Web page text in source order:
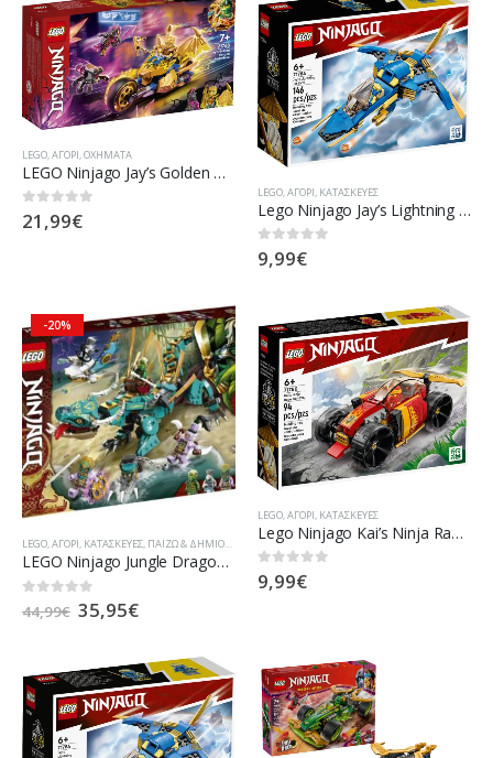
LEGO,ΑΓΌΡΙ,ΟΧΉΜΑΤΑ
LEGO Ninjago Jay’s Golden Dragon Motorbike (71768)
0out of 5
21,99€
LEGO,ΑΓΌΡΙ, ΚΑΤΑΣΚΕΥΈΣ
Lego Ninjago Jay’s Lightning Jet EVO για 6+ ετών
0out of 5
9,99€
-20%
LEGO,ΑΓΌΡΙ, ΚΑΤΑΣΚΕΥΈΣ, ΠΑΊΖΩ & ΔΗΜΙΟΥΡΓΏ ΠΡΟΣΦΟΡΈΣ
LEGO Ninjago Jungle Dragon (71746)
out of 5
44,99€ Original
price
44,99€.
35,95€Η
είναι:
35,95€.
LEGO,ΑΓΌΡΙ, ΚΑΤΑΣΚΕΥΈΣ
Lego Ninjago Kai’s Ninja Race Car EVO για 6+ ετών
0out of 5
9,99€